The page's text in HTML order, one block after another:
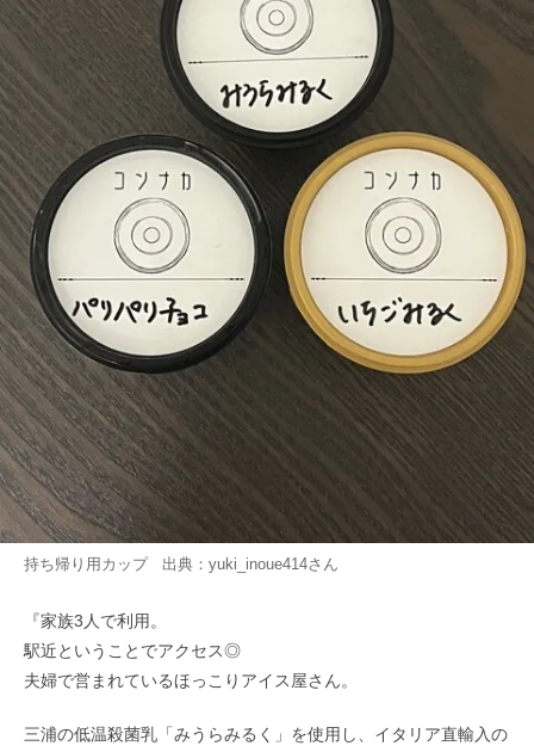
持ち帰り用カップ 出典： yuki_inoue414さん
『家族3人で利用。
駅近ということでアクセス◎
夫婦で営まれているほっこりアイス屋さん。
三浦の低温殺菌乳「みうらみるく」を使用し、イタリア直輸入の